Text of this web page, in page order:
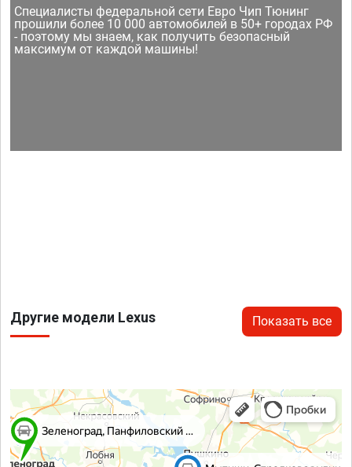
Специалисты федеральной сети Евро Чип Тюнинг
прошили более 10 000 автомобилей в 50+ городах РФ
- поэтому мы знаем, как получить безопасный
максимум от каждой машины!
Другие модели Lexus Показать все